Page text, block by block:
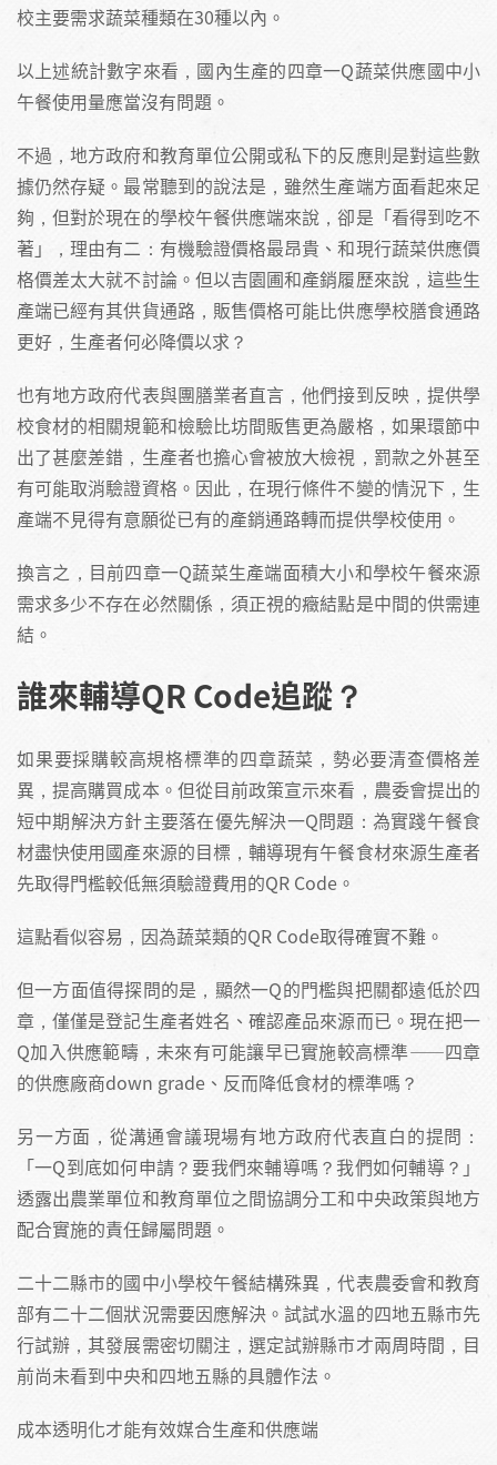
校主要需求蔬菜種類在30種以內。
以上述統計數字來看，國內生產的四章一Q蔬菜供應國中小
午餐使用量應當沒有問題。
不過，地方政府和教育單位公開或私下的反應則是對這些數
據仍然存疑。最常聽到的說法是，雖然生產端方面看起來足
夠，但對於現在的學校午餐供應端來說，卻是「看得到吃不
著」，理由有二：有機驗證價格最昂貴、和現行蔬菜供應價
格價差太大就不討論。但以吉園圃和產銷履歷來說，這些生
產端已經有其供貨通路，販售價格可能比供應學校膳食通路
更好，生產者何必降價以求？
也有地方政府代表與團膳業者直言，他們接到反映，提供學
校食材的相關規範和檢驗比坊間販售更為嚴格，如果環節中
出了甚麼差錯，生產者也擔心會被放大檢視，罰款之外甚至
有可能取消驗證資格。因此，在現行條件不變的情況下，生
產端不見得有意願從已有的產銷通路轉而提供學校使用。
換言之，目前四章一Q蔬菜生產端面積大小和學校午餐來源
需求多少不存在必然關係，須正視的癥結點是中間的供需連
結。
誰來輔導QR Code追蹤？
如果要採購較高規格標準的四章蔬菜，勢必要清查價格差
異，提高購買成本。但從目前政策宣示來看，農委會提出的
短中期解決方針主要落在優先解決一Q問題：為實踐午餐食
材盡快使用國產來源的目標，輔導現有午餐食材來源生產者
先取得門檻較低無須驗證費用的QR Code。
這點看似容易，因為蔬菜類的QR Code取得確實不難。
但一方面值得探問的是，顯然一Q的門檻與把關都遠低於四
章，僅僅是登記生產者姓名、確認產品來源而已。現在把一
Q加入供應範疇，未來有可能讓早已實施較高標準——四章
的供應廠商down grade、反而降低食材的標準嗎？
另一方面，從溝通會議現場有地方政府代表直白的提問：
「一Q到底如何申請？要我們來輔導嗎？我們如何輔導？」
透露出農業單位和教育單位之間協調分工和中央政策與地方
配合實施的責任歸屬問題。
二十二縣市的國中小學校午餐結構殊異，代表農委會和教育
部有二十二個狀況需要因應解決。試試水溫的四地五縣市先
行試辦，其發展需密切關注，選定試辦縣市才兩周時間，目
前尚未看到中央和四地五縣的具體作法。
成本透明化才能有效媒合生產和供應端